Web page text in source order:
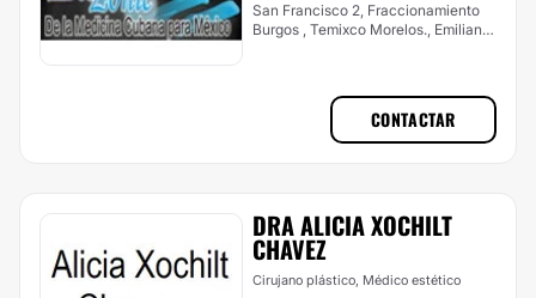
San Francisco 2, Fraccionamiento
Burgos , Temixco Morelos., Emiliano
CONTACTAR
DRA ALICIA XOCHILT
CHAVEZ
Cirujano plástico, Médico estético